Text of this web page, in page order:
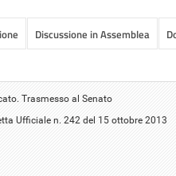
Discussione in Assemblea
Trasmesso al Senato
Ufficiale n. 242 del 15 ottobre 2013